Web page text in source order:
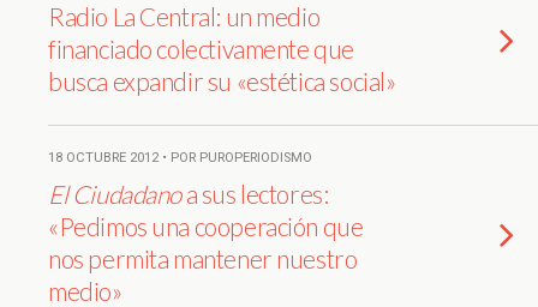
Radio La Central: un medio
financiado colectivamente que
busca expandir su «estética social»
18 OCTUBRE 2012 • POR PUROPERIODISMO
El Ciudadanoa sus lectores:
«Pedimos una cooperación que
nos permita mantener nuestro
medio»